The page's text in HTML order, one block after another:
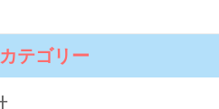
いと気が済まない 担当は「修理」
」「投資」「家計管理」など